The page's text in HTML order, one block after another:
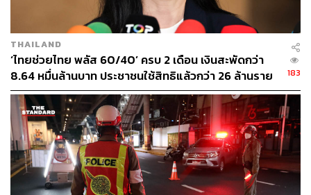
ชุตินันท์ สงวนประสิทธิ์
Content Creator สำนักข่าว THE
STANDARD
THAILAND
‘ไทยช่วยไทย พลัส 60/40’ ครบ 2 เดือน เงินสะพัดกว่า
8.64 หมื่นล้านบาท ประชาชนใช้สิทธิแล้วกว่า 26 ล้านราย
ร้านค้าเข้าร่วมทะลุ 1.19 ล้านร้าน
183